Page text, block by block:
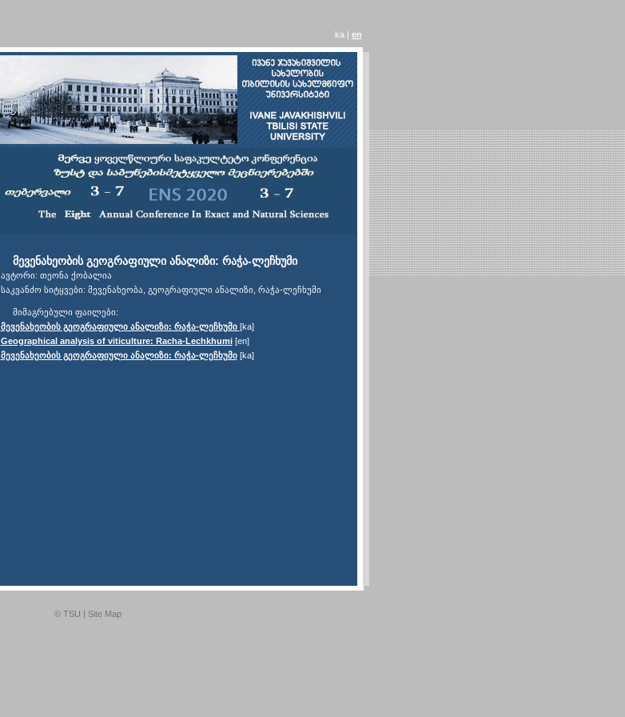
ka | en
მევენახეობის გეოგრაფიული ანალიზი: რაჭა-ლეჩხუმი
ავტორი: თეონა ქობალია
საკვანძო სიტყვები: მევენახეობა, გეოგრაფიული ანალიზი, რაჭა-ლეჩხუმი
მიმაგრებული ფაილები:
მევენახეობის გეოგრაფიული ანალიზი: რაჭა-ლეჩხუმი [ka]
Geographical analysis of viticulture: Racha-Lechkhumi[en]
მევენახეობის გეოგრაფიული ანალიზი: რაჭა-ლეჩხუმი[ka]
© TSU | Site Map